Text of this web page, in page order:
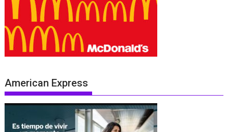
American Express